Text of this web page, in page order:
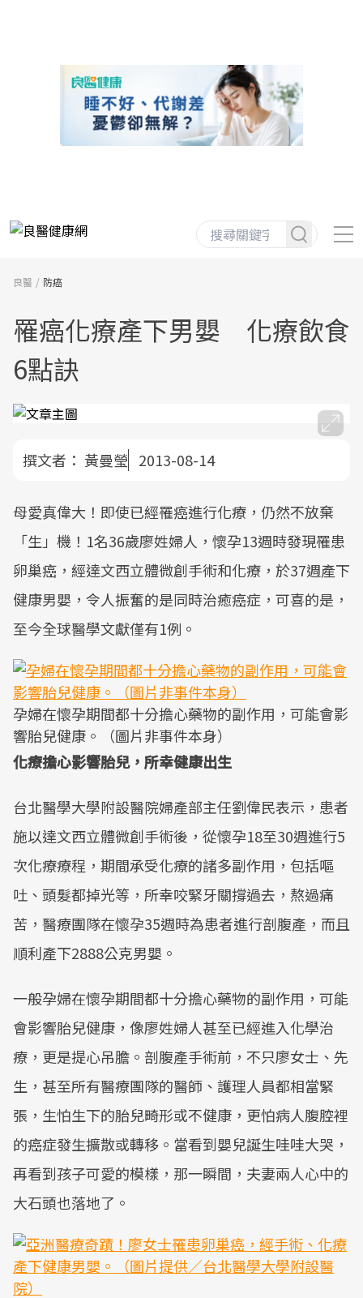
良醫 防癌
罹癌化療產下男嬰 化療飲食
6點訣
撰文者： 黃曼瑩 2013-08-14
母愛真偉大！即使已經罹癌進行化療，仍然不放棄
「生」機！1名36歲廖姓婦人，懷孕13週時發現罹患
卵巢癌，經達文西立體微創手術和化療，於37週產下
健康男嬰，令人振奮的是同時治癒癌症，可喜的是，
至今全球醫學文獻僅有1例。
孕婦在懷孕期間都十分擔心藥物的副作用，可能會影
響胎兒健康。（圖片非事件本身）
化療擔心影響胎兒，所幸健康出生
台北醫學大學附設醫院婦產部主任劉偉民表示，患者
施以達文西立體微創手術後，從懷孕18至30週進行5
次化療療程，期間承受化療的諸多副作用，包括嘔
吐、頭髮都掉光等，所幸咬緊牙關撐過去，熬過痛
苦，醫療團隊在懷孕35週時為患者進行剖腹產，而且
順利產下2888公克男嬰。
一般孕婦在懷孕期間都十分擔心藥物的副作用，可能
會影響胎兒健康，像廖姓婦人甚至已經進入化學治
療，更是提心吊膽。剖腹產手術前，不只廖女士、先
生，甚至所有醫療團隊的醫師、護理人員都相當緊
張，生怕生下的胎兒畸形或不健康，更怕病人腹腔裡
的癌症發生擴散或轉移。當看到嬰兒誕生哇哇大哭，
再看到孩子可愛的模樣，那一瞬間，夫妻兩人心中的
大石頭也落地了。